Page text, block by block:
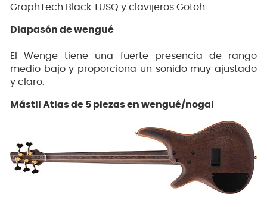
GraphTech Black TUSQ y clavijeros Gotoh.
Diapasón de wengué
El Wenge tiene una fuerte presencia de rango
medio bajo y proporciona un sonido muy ajustado
y claro.
Mástil Atlas de 5 piezas en wengué/nogal